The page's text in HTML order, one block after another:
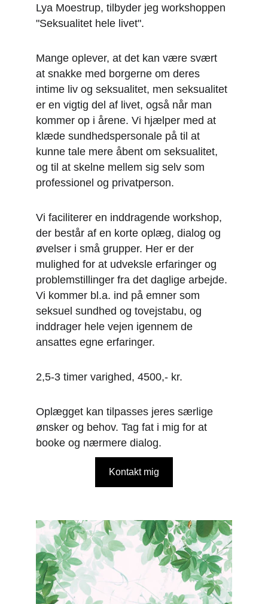
Lya Moestrup, tilbyder jeg workshoppen
"Seksualitet hele livet".
Mange oplever, at det kan være svært
at snakke med borgerne om deres
intime liv og seksualitet, men seksualitet
er en vigtig del af livet, også når man
kommer op i årene. Vi hjælper med at
klæde sundhedspersonale på til at
kunne tale mere åbent om seksualitet,
og til at skelne mellem sig selv som
professionel og privatperson.
Vi faciliterer en inddragende workshop,
der består af en korte oplæg, dialog og
øvelser i små grupper. Her er der
mulighed for at udveksle erfaringer og
problemstillinger fra det daglige arbejde.
Vi kommer bl.a. ind på emner som
seksuel sundhed og tovejstabu, og
inddrager hele vejen igennem de
ansattes egne erfaringer.
2,5-3 timer varighed, 4500,- kr.
Oplægget kan tilpasses jeres særlige
ønsker og behov. Tag fat i mig for at
booke og nærmere dialog.
Kontakt mig